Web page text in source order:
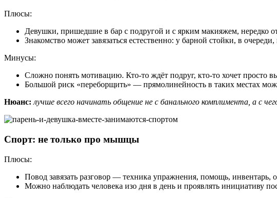
Плюсы:
Девушки, пришедшие в бар с подругой и с ярким макияжем, нередко
Знакомство может завязаться естественно: у барной стойки, в
Минусы:
Сложно понять мотивацию. Кто-то ждёт подруг, кто-то хочет просто
Большой риск «переборщить» — прямолинейность в таких местах
Нюанс: лучше всего начинать общение не с банального комплимента, а
Спорт: не только про мышцы
Плюсы:
Повод завязать разговор — техника упражнения, помощь, инвентарь,
Можно наблюдать человека изо дня в день и проявлять инициативу